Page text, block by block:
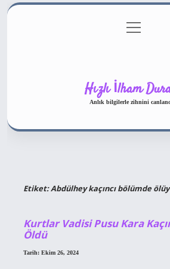
Gizlilik Politikası
menüyü
aç
Hızlı İlham
Anlık bilgilerle zihnini
Etiket:Abdülhey kaçıncı bölümde
Kurtlar Vadisi Pusu Kara
Öldü
Tarih: Ekim 26, 2024